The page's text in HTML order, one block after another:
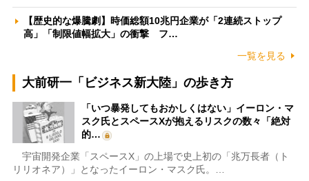
【歴史的な爆騰劇】時価総額10兆円企業が「2連続ストップ
高」「制限値幅拡大」の衝撃 フ…
一覧を見る
大前研一「ビジネス新大陸」の歩き方
「いつ暴発してもおかしくはない」イーロン・マ
スク氏とスペースXが抱えるリスクの数々「絶対
的…
宇宙開発企業「スペースX」の上場で史上初の「兆万長者（ト
リリオネア）」となったイーロン・マスク氏。…